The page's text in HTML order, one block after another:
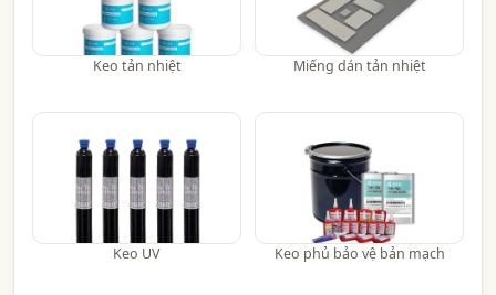
Keo tản nhiệt Miếng dán tản nhiệt
Keo UV Keo phủ bảo vệ bản mạch